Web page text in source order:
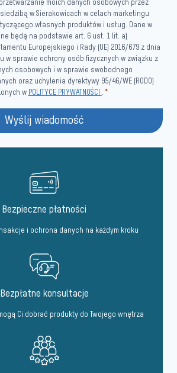
moich danych osobowych przez
w Sierakowicach w celach marketingu
własnych produktów i usług. Dane w
będą na podstawie art. 6 ust. 1 lit. a)
Europejskiego i Rady (UE) 2016/679 z dnia
w sprawie ochrony osób fizycznych w związku z
osobowych i w sprawie swobodnego
oraz uchylenia dyrektywy 95/46/WE (RODO)
w POLITYCE PRYWATNOŚCI . *
Wyślij wiadomość
Bezpieczne płatności
i ochrona danych na każdym kroku
Bezpłatne konsultacje
Ci dobrać produkty do Twojego wnętrza